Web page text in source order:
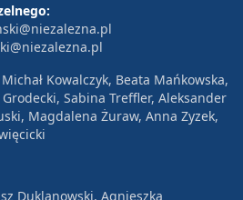
Kowalczyk, Beata Mańkowska,
Sabina Treffler, Aleksander
Magdalena Żuraw, Anna Zyzek,
Duklanowski, Agnieszka